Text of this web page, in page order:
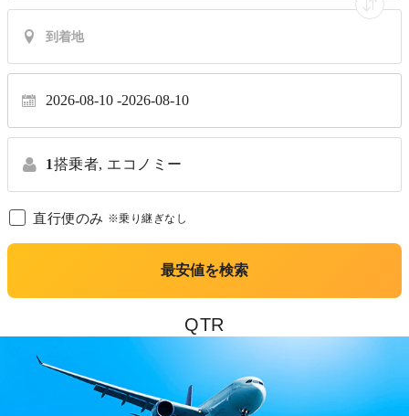
2026-08-10 2026-08-10
1搭乗者, エコノミー
直行便のみ ※乗り継ぎなし
最安値を検索
QTR